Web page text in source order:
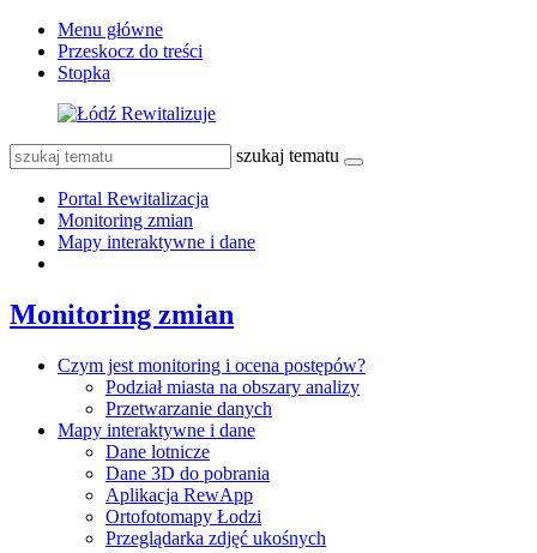
Menu główne
Przeskocz do treści
Stopka
szukaj tematu
Portal Rewitalizacja
Monitoring zmian
Mapy interaktywne i dane
Monitoring zmian
Czym jest monitoring i ocena postępów?
Podział miasta na obszary analizy
Przetwarzanie danych
Mapy interaktywne i dane
Dane lotnicze
Dane 3D do pobrania
Aplikacja RewApp
Ortofotomapy Łodzi
Przeglądarka zdjęć ukośnych